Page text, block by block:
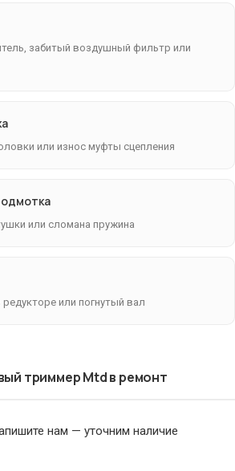
забитый воздушный фильтр или
или износ муфты сцепления
или сломана пружина
или погнутый вал
триммер Mtd в ремонт
нам — уточним наличие